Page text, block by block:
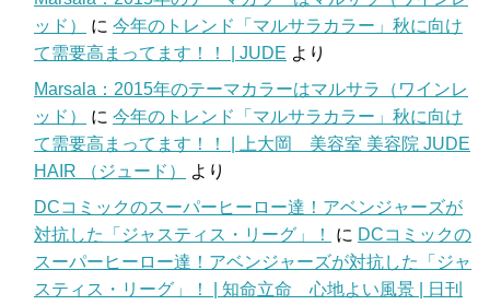
ッド）
に 今年のトレンド「マルサラカラー」秋に向け
て需要高まってます！！ | JUDE より
Marsala：2015年のテーマカラーはマルサラ（ワインレ
ッド）
に 今年のトレンド「マルサラカラー」秋に向け
て需要高まってます！！ | 上大岡 美容室 美容院 JUDE
HAIR （ジュード）
より
DCコミックのスーパーヒーロー達！アベンジャーズが
対抗した「ジャスティス・リーグ」！
に DCコミックの
スーパーヒーロー達！アベンジャーズが対抗した「ジャ
スティス・リーグ」！ | 知命立命 心地よい風景 | 日刊